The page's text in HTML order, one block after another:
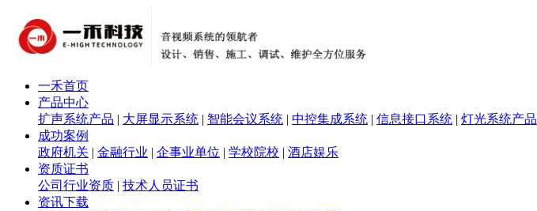
一禾首页
产品中心
扩声系统产品 | 大屏显示系统 | 智能会议系统 | 中控集成系统 | 信息接口系统 | 灯光系统产品
成功案例
政府机关 | 金融行业 | 企事业单位 | 学校院校 | 酒店娱乐
资质证书
公司行业资质 | 技术人员证书
资讯下载